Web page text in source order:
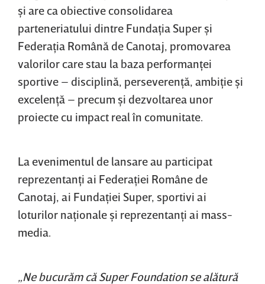
şi are ca obiective consolidarea
parteneriatului dintre Fundaţia Super şi
Federaţia Română de Canotaj, promovarea
valorilor care stau la baza performanţei
sportive – disciplină, perseverenţă, ambiţie şi
excelenţă – precum şi dezvoltarea unor
proiecte cu impact real în comunitate.
La evenimentul de lansare au participat
reprezentanţi ai Federaţiei Române de
Canotaj, ai Fundaţiei Super, sportivi ai
loturilor naţionale şi reprezentanţi ai mass-
media.
„Ne bucurăm că Super Foundation se alătură